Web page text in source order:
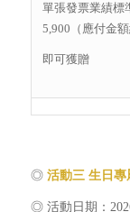
單張發票業績標
5,900（應付金額
即可獲贈
◎ 活動三 生日專
◎ 活動日期：